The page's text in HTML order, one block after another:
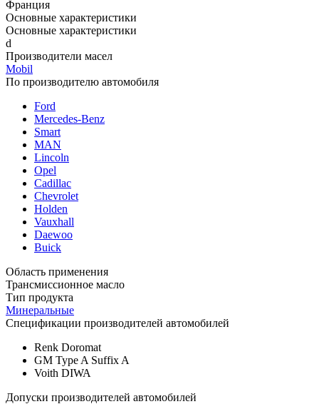
Франция
Основные характеристики
Основные характеристики
d
Производители масел
Mobil
По производителю автомобиля
Ford
Mercedes-Benz
Smart
MAN
Lincoln
Opel
Cadillac
Chevrolet
Holden
Vauxhall
Daewoo
Buick
Область применения
Трансмиссионное масло
Тип продукта
Минеральные
Спецификации производителей автомобилей
Renk Doromat
GM Type A Suffix A
Voith DIWA
Допуски производителей автомобилей